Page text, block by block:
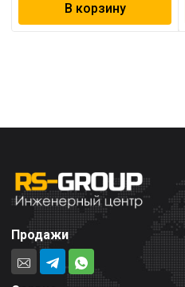
В корзину
Продажи